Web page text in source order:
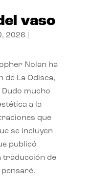
vaso
2026
Nolan ha
de La Odisea,
mucho
a la
que
se incluyen
publicó
traducción de
pensaré.